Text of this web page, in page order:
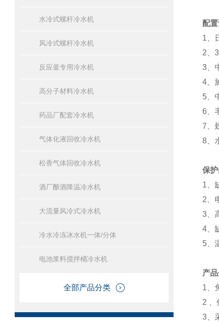
水冷式螺杆冷水机
风冷式螺杆冷水机
反应釜专用冷水机
高分子材料冷水机
药品厂配套冷水机
气体化液回收冷水机
松香气体回收冷水机
酒厂酿酒降温冷水机
大流量风冷式冷水机
冷水冷冻冰水机一体/分体
电池浆料搅拌桶冷水机
全部产品分类
配
1、
2、
3、
4、
5、
6、
7、
8、
保
1、
2、
3、
4、
5、
产
1、
2 、
3、